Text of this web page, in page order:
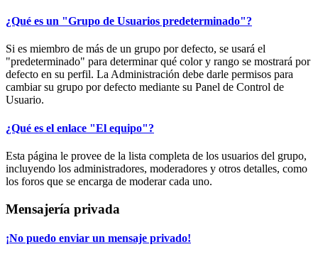
¿Qué es un "Grupo de Usuarios predeterminado"?
Si es miembro de más de un grupo por defecto, se usará el
"predeterminado" para determinar qué color y rango se mostrará por
defecto en su perfil. La Administración debe darle permisos para
cambiar su grupo por defecto mediante su Panel de Control de
Usuario.
¿Qué es el enlace "El equipo"?
Esta página le provee de la lista completa de los usuarios del grupo,
incluyendo los administradores, moderadores y otros detalles, como
los foros que se encarga de moderar cada uno.
Mensajería privada
¡No puedo enviar un mensaje privado!